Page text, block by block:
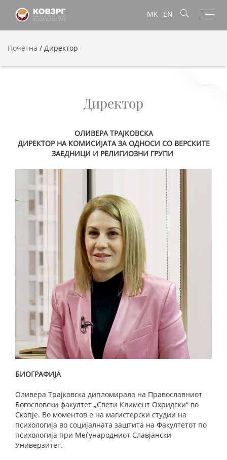
MK EN
Почетна / Директор
Директор
ОЛИВЕРА ТРАЈКОВСКА
ДИРЕКТОР НА КОМИСИЈАТА ЗА ОДНОСИ СО ВЕРСКИТЕ
ЗАЕДНИЦИ И РЕЛИГИОЗНИ ГРУПИ
БИОГРАФИЈА
Оливера Трајковска дипломирала на Православниот
Богословски факултет „Свети Климент Охридски“ во
Скопје. Во моментов е на магистерски студии на
психологија во социјалната заштита на Факултетот по
психологија при Меѓународниот Славјански
Универзитет.